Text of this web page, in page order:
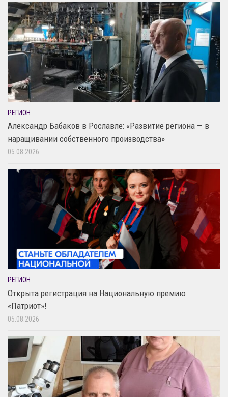
РЕГИОН
Александр Бабаков в Рославле: «Развитие региона — в
наращивании собственного производства»
05.08.2026
РЕГИОН
Открыта регистрация на Национальную премию
«Патриот»!
05.08.2026